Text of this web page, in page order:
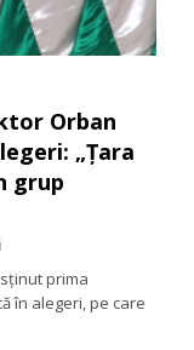
Orban
„Țara
grup
prima
în alegeri, pe care